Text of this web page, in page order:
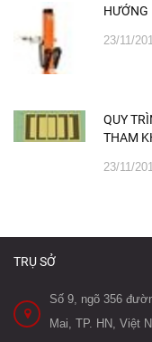
HƯỚNG
23/11/
QUY
THAM
23/11/
TRỤ SỞ
Số 9, ngõ 356
Mai, TP. HN, Việt